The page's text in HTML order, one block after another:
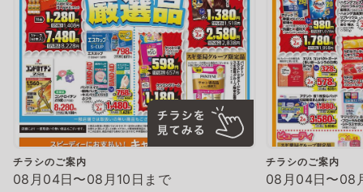
チラシのご案内
08月04日〜08月10日まで
チラシのご案内
08月04日〜08